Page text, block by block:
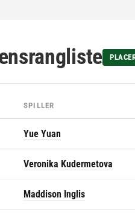
SPILLER
Yue Yuan
Veronika Kudermetova
Maddison Inglis